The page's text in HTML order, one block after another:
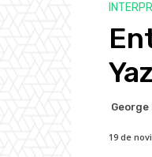
George
19 de